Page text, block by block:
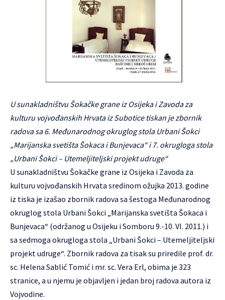
U sunakladništvu Šokačke grane iz Osijeka i Zavoda za
kulturu vojvođanskih Hrvata iz Subotice tiskan je zbornik
radova sa 6. Međunarodnog okruglog stola Urbani Šokci
„Marijanska svetišta Šokaca i Bunjevaca“ i 7. okrugloga stola
„Urbani Šokci – Utemeljiteljski projekt udruge“
U sunakladništvu Šokačke grane iz Osijeka i Zavoda za
kulturu vojvođanskih Hrvata sredinom ožujka 2013. godine
iz tiska je izašao zbornik radova sa šestoga Međunarodnog
okruglog stola Urbani Šokci „Marijanska svetišta Šokaca i
Bunjevaca“ (održanog u Osijeku i Somboru 9.-10. VI. 2011.) i
sa sedmoga okrugloga stola „Urbani Šokci – Utemeljiteljski
projekt udruge“. Zbornik radova za tisak su priredile prof. dr.
sc. Helena Sablić Tomić i mr. sc. Vera Erl, obima je 323
stranice, a u njemu je objavljen i jedan broj radova autora iz
Vojvodine.